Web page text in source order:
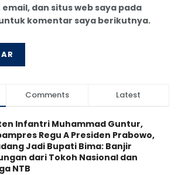
dan situs web saya pada
komentar saya berikutnya.
Comments Latest
Infantri Muhammad Guntur,
Regu A Presiden Prabowo,
Jadi Bupati Bima: Banjir
dari Tokoh Nasional dan
NTB